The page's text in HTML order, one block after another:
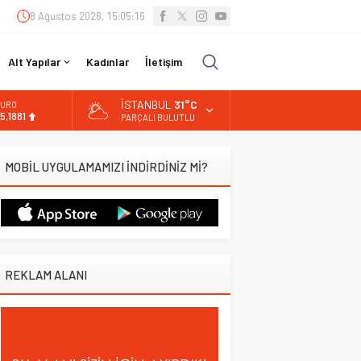
8 Ağustos 2026, 15:05:17
Alt Yapılar Kadınlar İletişim
13.779,39
DOLAR
İSTANBUL 31°C
PARÇALI BULUTLU
MOBİL UYGULAMAMIZI İNDİRDİNİZ Mİ?
REKLAM ALANI